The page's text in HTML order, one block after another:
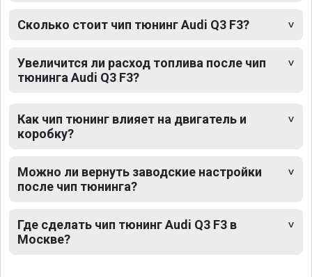
Сколько стоит чип тюнинг Audi Q3 F3?
Увеличится ли расход топлива после чип
тюнинга Audi Q3 F3?
Как чип тюнинг влияет на двигатель и
коробку?
Можно ли вернуть заводские настройки
после чип тюнинга?
Где сделать чип тюнинг Audi Q3 F3 в
Москве?